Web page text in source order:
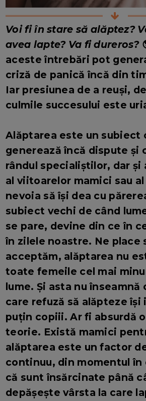
Voi fi în stare să alăptez?
avea lapte? Va fi dureros?
aceste întrebări pot
criză de panică încă din
Iar presiunea de a reuși,
culmile succesului este
Alăptarea este un subiect
generează încă dispute și
rândul specialiștilor, dar și
al viitoarelor mamici sau
nevoia să își dea cu
subiect vechi de când
se pare, devine din ce în
în zilele noastre. Ne place
acceptăm, alăptarea nu
toate femeile cel mai
lume. Și asta nu înseamnă
care refuză să alăpteze își
puțin copiii. Ar fi absurdă
teorie. Există mamici
alăptarea este un factor
continuu, din momentul în
că sunt însărcinate până
depășește vârsta la care